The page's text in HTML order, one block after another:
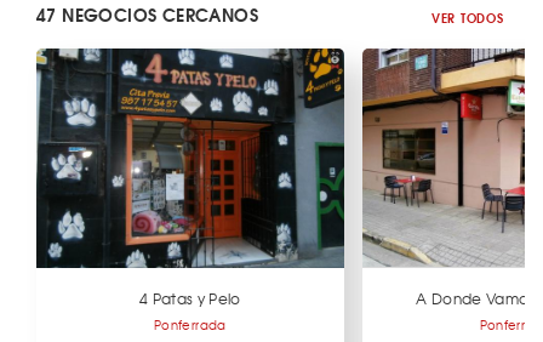
47 NEGOCIOS CERCANOS VER TODOS
4 Patas y Pelo
Ponferrada
A Donde Vamos